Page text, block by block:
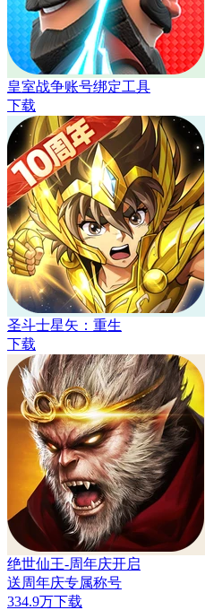
皇室战争账号绑定工具
下载
圣斗士星矢：重生
下载
绝世仙王-周年庆开启
送周年庆专属称号
334.9万下载